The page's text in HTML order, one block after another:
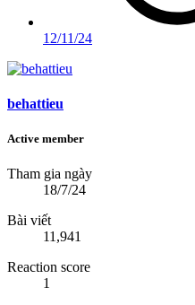
12/11/24
behattieu
Active member
Tham gia ngày
18/7/24
Bài viết
11,941
Reaction score
1